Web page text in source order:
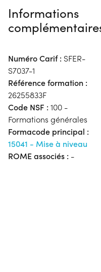
Informations
Numéro Carif : SFER-
S7037-1
Référence formation :
26255833F
Code NSF : 100 -
Formations générales
Formacode principal :
15041 - Mise à niveau
ROME associés : -